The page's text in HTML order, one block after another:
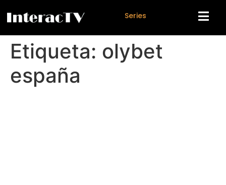
Series
Etiqueta: olybet
españa